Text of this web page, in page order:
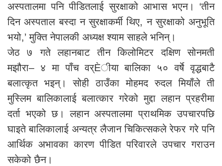
अस्पतालमा पनि पीडितलाई सुरक्षाको आभास भएन। ‘तीन
दिन अस्पताल बस्दा न सुरक्षाकर्मी थिए, न सुरक्षाको अनुभूति
भयो,’ मुक्ति नेपालकी अध्यक्ष श्याम साहले भनिन्।
जेठ ७ गते लहानबाट तीन किलोमिटर दक्षिण सोनमती
मझौरा– ४ मा पाँच वर्Èीया बालिका ५० वर्षे वृद्धबाटै
बलात्कृत भइन्। सोही ठाउँका मोहमद रुदल मियाँले ती
मुस्लिम बालिकालाई बलात्कार गरेको मुद्दा लहान प्रहरीमा
दर्ता भएको छ। लहान अस्पतालमा प्राथमिक उपचारपछि
घाइते बालिकालाई अन्यत्र लैजान चिकित्सकले रेफर गरे पनि
आर्थिक अभावका कारण पीडित परिवारले उपचार गराउन
सकेको छैन।